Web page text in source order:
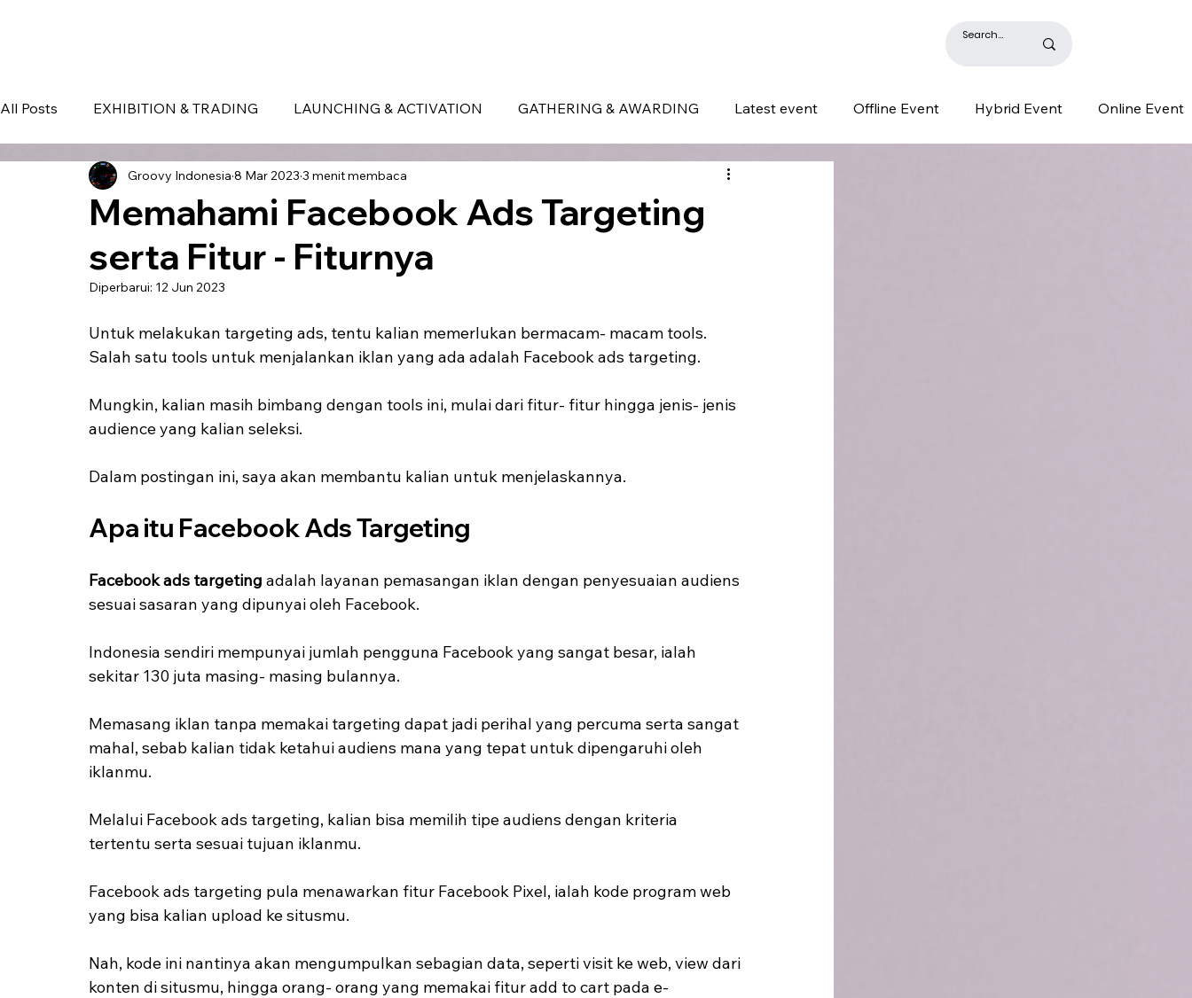
All Posts EXHIBITION & TRADING LAUNCHING & ACTIVATION GATHERING & AWARDING Latest event Offline Event Hybrid Event Online Event
Seminar & Conference BALI bali
Memahami Facebook Ads Targeting
serta Fitur - Fiturnya
Groovy Indonesia 8 Mar 2023 3 menit membaca
Diperbarui: 12 Jun 2023
Untuk melakukan targeting ads, tentu kalian memerlukan bermacam- macam tools.
Salah satu tools untuk menjalankan iklan yang ada adalah Facebook ads targeting.
Mungkin, kalian masih bimbang dengan tools ini, mulai dari fitur- fitur hingga jenis- jenis
audience yang kalian seleksi.
Dalam postingan ini, saya akan membantu kalian untuk menjelaskannya.
Apa itu Facebook Ads Targeting
Facebook ads targeting adalah layanan pemasangan iklan dengan penyesuaian audiens
sesuai sasaran yang dipunyai oleh Facebook.
Indonesia sendiri mempunyai jumlah pengguna Facebook yang sangat besar, ialah
sekitar 130 juta masing- masing bulannya.
Memasang iklan tanpa memakai targeting dapat jadi perihal yang percuma serta sangat
mahal, sebab kalian tidak ketahui audiens mana yang tepat untuk dipengaruhi oleh
iklanmu.
Melalui Facebook ads targeting, kalian bisa memilih tipe audiens dengan kriteria
tertentu serta sesuai tujuan iklanmu.
Facebook ads targeting pula menawarkan fitur Facebook Pixel, ialah kode program web
yang bisa kalian upload ke situsmu.
Nah, kode ini nantinya akan mengumpulkan sebagian data, seperti visit ke web, view dari
konten di situsmu, hingga orang- orang yang memakai fitur add to cart pada e-